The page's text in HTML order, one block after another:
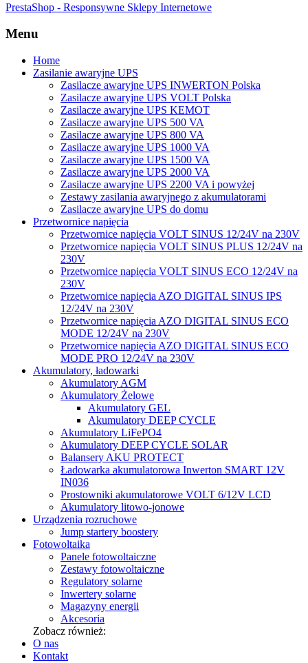
PrestaShop - Responsywne Sklepy Internetowe
Menu
Home
Zasilanie awaryjne UPS
Zasilacze awaryjne UPS INWERTON Polska
Zasilacze awaryjne UPS VOLT Polska
Zasilacze awaryjne UPS KEMOT
Zasilacze awaryjne UPS 500 VA
Zasilacze awaryjne UPS 800 VA
Zasilacze awaryjne UPS 1000 VA
Zasilacze awaryjne UPS 1500 VA
Zasilacze awaryjne UPS 2000 VA
Zasilacze awaryjne UPS 2200 VA i powyżej
Zestawy zasilania awaryjnego z akumulatorami
Zasilacze awaryjne UPS do domu
Przetwornice napięcia
Przetwornice napięcia VOLT SINUS 12/24V na 230V
Przetwornice napięcia VOLT SINUS PLUS 12/24V na
230V
Przetwornice napięcia VOLT SINUS ECO 12/24V na
230V
Przetwornice napięcia AZO DIGITAL SINUS IPS
12/24V na 230V
Przetwornice napięcia AZO DIGITAL SINUS ECO
MODE 12/24V na 230V
Przetwornice napięcia AZO DIGITAL SINUS ECO
MODE PRO 12/24V na 230V
Akumulatory, ładowarki
Akumulatory AGM
Akumulatory Żelowe
Akumulatory GEL
Akumulatory DEEP CYCLE
Akumulatory LiFePO4
Akumulatory DEEP CYCLE SOLAR
Balansery AKU PROTECT
Ładowarka akumulatorowa Inwerton SMART 12V
IN036
Prostowniki akumulatorowe VOLT 6/12V LCD
Akumulatory litowo-jonowe
Urządzenia rozruchowe
Jump startery boostery
Fotowoltaika
Panele fotowoltaiczne
Zestawy fotowoltaiczne
Regulatory solarne
Inwertery solarne
Magazyny energii
Akcesoria
Zobacz również:
O nas
Kontakt